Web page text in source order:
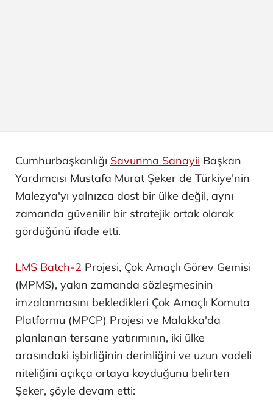
Cumhurbaşkanlığı Savunma Sanayii Başkan
Yardımcısı Mustafa Murat Şeker de Türkiye'nin
Malezya'yı yalnızca dost bir ülke değil, aynı
zamanda güvenilir bir stratejik ortak olarak
gördüğünü ifade etti.
LMS Batch-2 Projesi, Çok Amaçlı Görev Gemisi
(MPMS), yakın zamanda sözleşmesinin
imzalanmasını bekledikleri Çok Amaçlı Komuta
Platformu (MPCP) Projesi ve Malakka'da
planlanan tersane yatırımının, iki ülke
arasındaki işbirliğinin derinliğini ve uzun vadeli
niteliğini açıkça ortaya koyduğunu belirten
Şeker, şöyle devam etti: